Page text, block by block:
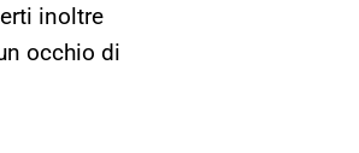
inoltre
occhio di